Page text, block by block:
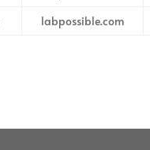
labpossible.com